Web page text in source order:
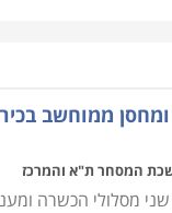
אך עם זאת נדרשת
שהארגון מורכב
כישורים אישיים על
ומחסן ממוחשב בכיר
המסחר ת"א והמרכז
מסלולי הכשרה